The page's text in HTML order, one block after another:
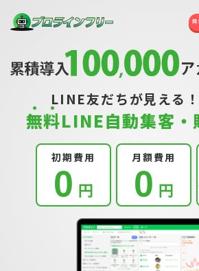
LINE友だちが見える
無料LINE自動集客・
初期費用
0 円
月額費用
0 円